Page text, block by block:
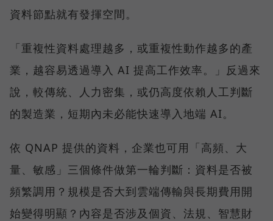
資料節點就有發揮空間。
「重複性資料處理越多，或重複性動作越多的產
業，越容易透過導入 AI 提高工作效率。」反過來
說，較傳統、人力密集，或仍高度依賴人工判斷
的製造業，短期內未必能快速導入地端 AI。
依 QNAP 提供的資料，企業也可用「高頻、大
量、敏感」三個條件做第一輪判斷：資料是否被
頻繁調用？規模是否大到雲端傳輸與長期費用開
始變得明顯？內容是否涉及個資、法規、智慧財